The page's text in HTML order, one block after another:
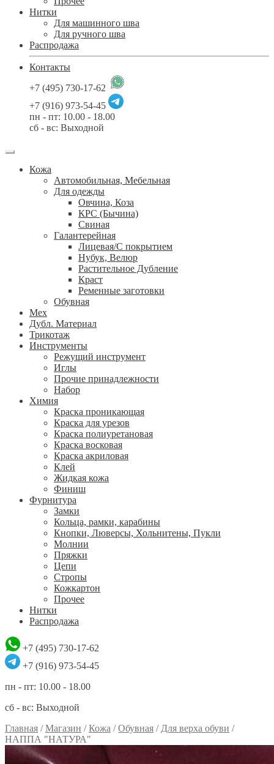
Нитки
Для машинного шва
Для ручного шва
Распродажа
Контакты
+7 (495) 730-17-62
+7 (916) 973-54-45
пн - пт: 10.00 - 18.00
сб - вс: Выходной
Кожа
Автомобильная, Мебельная
Для одежды
Овчина, Коза
КРС (Бычина)
Свиная
Галантерейная
Лицевая/С покрытием
Нубук, Велюр
Растительное Дубление
Краст
Ременные заготовки
Обувная
Мех
Дубл. Материал
Трикотаж
Инструменты
Режущий инструмент
Иглы
Прочие принадлежности
Набор
Химия
Краска проникающая
Краска для урезов
Краска полиуретановая
Краска восковая
Краска акриловая
Клей
Жидкая кожа
Финиш
Фурнитура
Замки
Кольца, рамки, карабины
Кнопки, Люверсы, Хольнитены, Пукли
Молнии
Пряжки
Цепи
Стропы
Кожкартон
Прочее
Нитки
Распродажа
+7 (495) 730-17-62
+7 (916) 973-54-45
пн - пт: 10.00 - 18.00
сб - вс: Выходной
Главная /Магазин /Кожа /Обувная / Для верха обуви /
НАППА "НАТУРА"